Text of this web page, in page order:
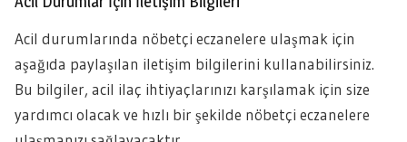
Acil durumlarında nöbetçi eczanelere ulaşmak için
aşağıda paylaşılan iletişim bilgilerini kullanabilirsiniz.
Bu bilgiler, acil ilaç ihtiyaçlarınızı karşılamak için size
yardımcı olacak ve hızlı bir şekilde nöbetçi eczanelere